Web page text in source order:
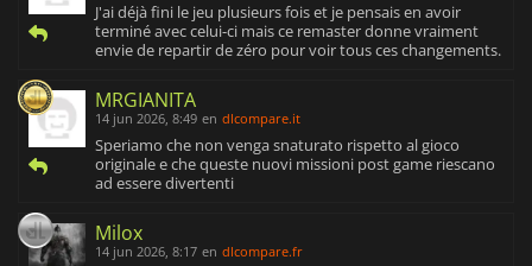
J'ai déjà fini le jeu plusieurs fois et je pensais en avoir
terminé avec celui-ci mais ce remaster donne vraiment
envie de repartir de zéro pour voir tous ces changements.
MRGIANITA
14 jun 2026, 8:49 en dlcompare.it
Speriamo che non venga snaturato rispetto al gioco
originale e che queste nuovi missioni post game riescano
ad essere divertenti
Milox
14 jun 2026, 8:17 en dlcompare.fr